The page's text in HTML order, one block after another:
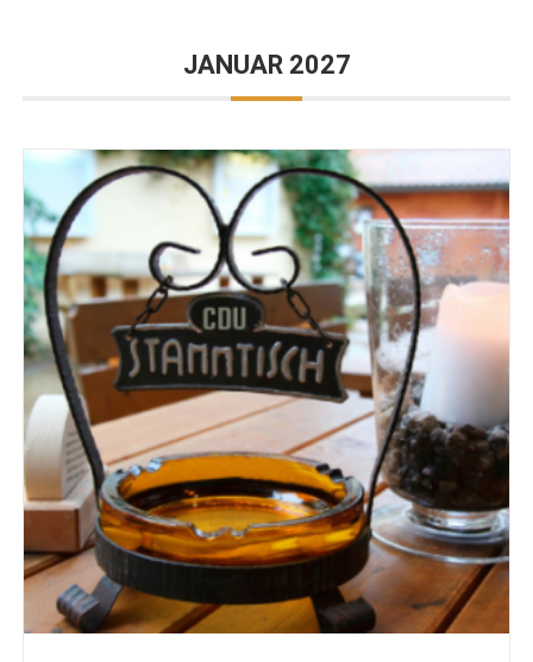
JANUAR 2027